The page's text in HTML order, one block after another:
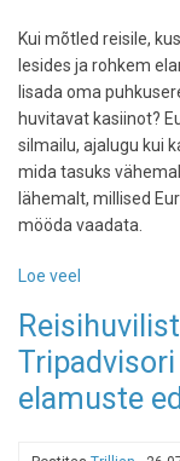
Kui mõtled reisile,
lesides ja rohkem
lisada oma
huvitavat kasiinot?
silmailu, ajalugu kui
mida tasuks
lähemalt, millised
mööda vaadata.
Loe veel
Euroopa
kasiinosid
tasu
elamuste